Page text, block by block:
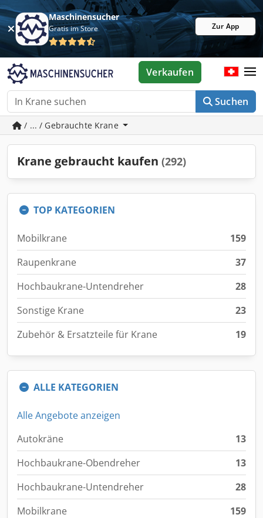
Maschinensucher
Gratis im Store Zur App
Suchen
Verkaufen
/ ... / Gebrauchte Krane
Krane gebraucht kaufen (292)
TOP KATEGORIEN
Mobilkrane
159
Raupenkrane
37
Hochbaukrane-Untendreher
28
Sonstige Krane
23
Zubehör & Ersatzteile für Krane
19
ALLE KATEGORIEN
Alle Angebote anzeigen
Autokräne
13
Hochbaukrane-Obendreher
13
Hochbaukrane-Untendreher
28
Mobilkrane
159